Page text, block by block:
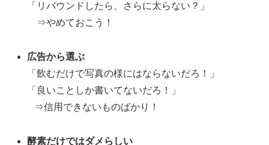
「リバウンドしたら、さらに太らない？」
⇒やめておこう！
広告から選ぶ
「飲むだけで写真の様にはならないだろ！」
「良いことしか書いてないだろ！」
⇒信用できないものばかり！
酵素だけではダメらしい